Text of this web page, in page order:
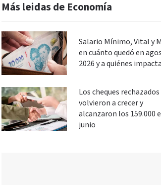
Más leidas de Economía
Salario Mínimo, Vital y
en cuánto quedó en
2026 y a quiénes impacta
Los cheques rechazados
volvieron a crecer y
alcanzaron los 159.000
junio